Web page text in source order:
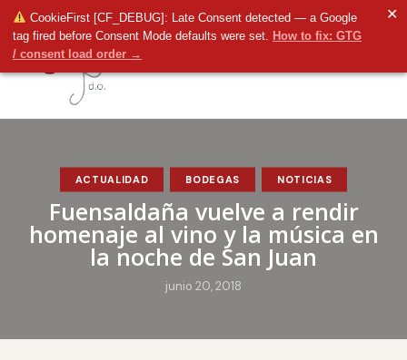
CookieFirst [CF_DEBUG]: Late Consent detected — a Google
tag fired before Consent Mode defaults were set. How to fix: GTG
/ consent load order →
✕
ACTUALIDAD BODEGAS NOTICIAS
Fuensaldaña vuelve a rendir
homenaje al vino y la música en
la noche de San Juan
junio 20, 2018